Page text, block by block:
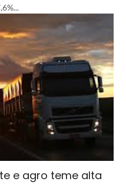
e agro teme alta